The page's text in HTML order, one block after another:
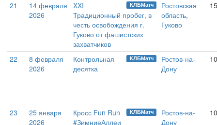
21
14 февраля
2026
КЛБМатч
XXI
Традиционный пробег, в
честь освобождения г.
Гуково от фашистских
захватчиков
Ростовская
область,
Гуково
22
8 февраля
2026
КЛБМатч
Контрольная
десятка
Ростов-на-
Дону
23
25 января
2026
КЛБМатч
Кросс Fun Run
#ЗимниеАллеи
Ростов-на-
Дону